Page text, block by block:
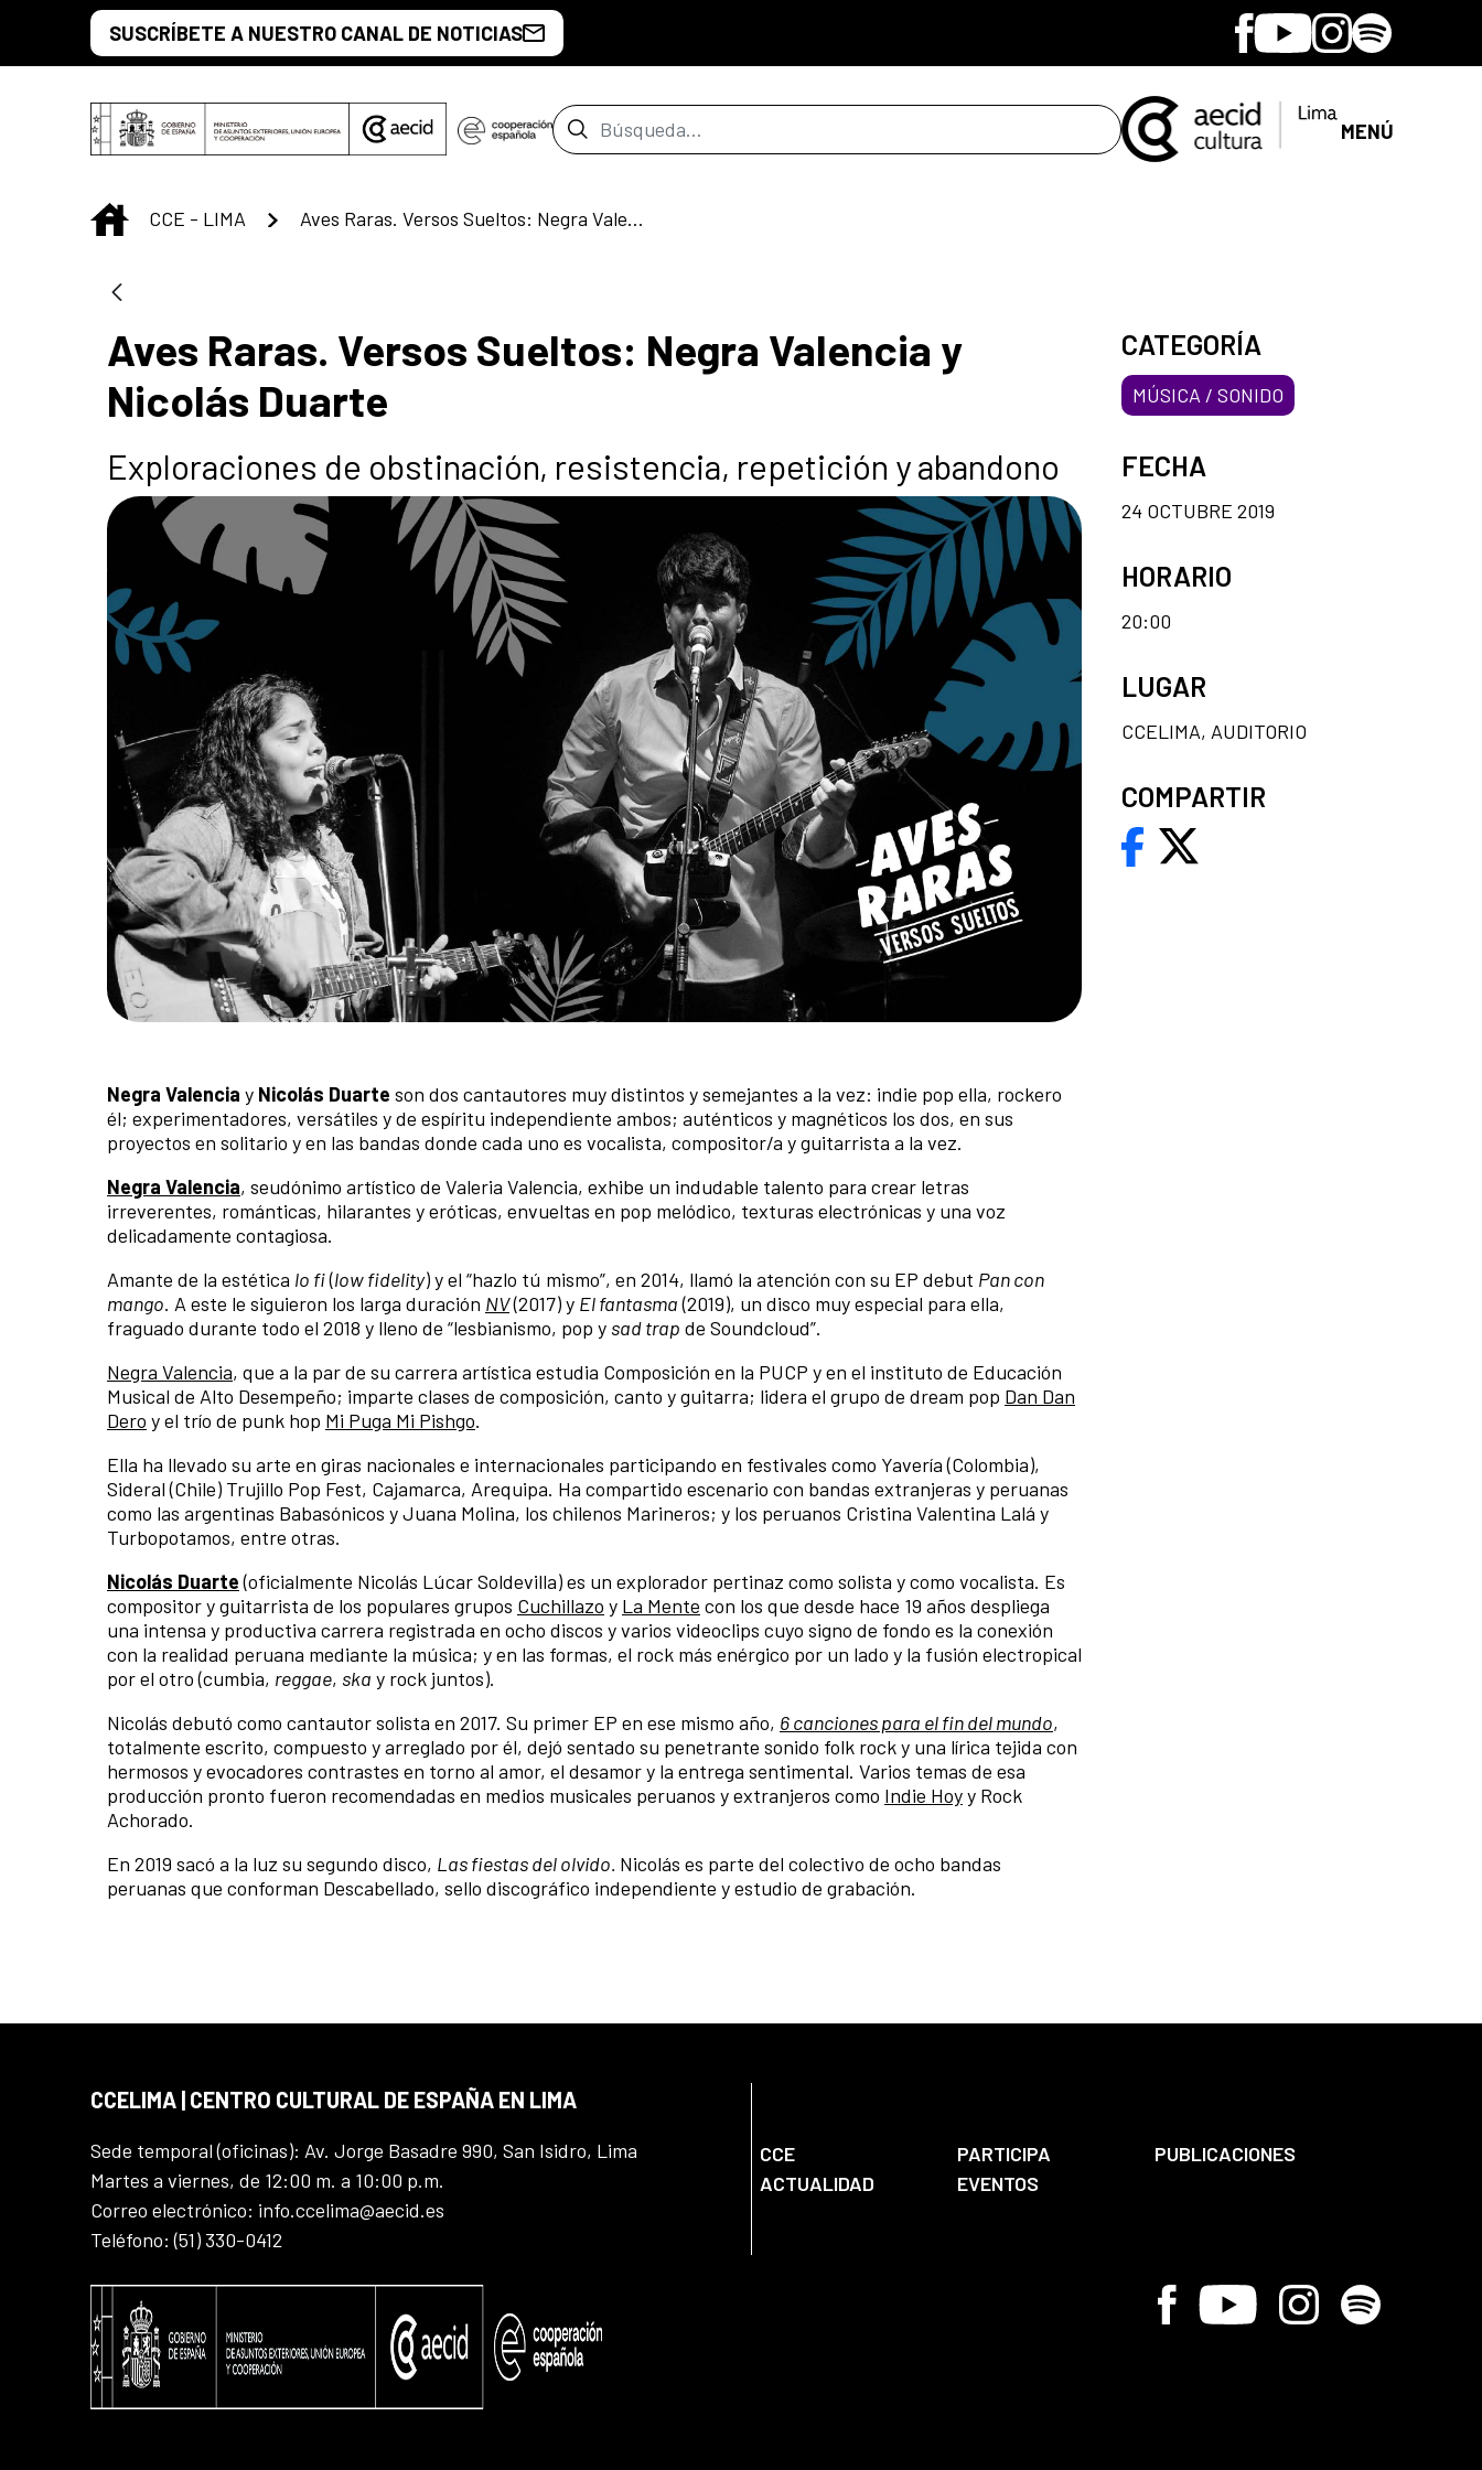
Saltar al contenido principal
SUSCRÍBETE A NUESTRO CANAL DE NOTICIAS Facebook
YoutubeInstagram
Spotify
Barra de búsqueda MENÚ
INICIO
CCE - LIMA Aves Raras. Versos Sueltos: Negra Valencia y Nicolás Duarte
Aves Raras. Versos Sueltos: Negra Valencia y
Nicolás Duarte
Exploraciones de obstinación, resistencia, repetición y abandono
Negra Valencia y Nicolás Duarte son dos cantautores muy distintos y semejantes a la vez: indie pop ella, rockero
él; experimentadores, versátiles y de espíritu independiente ambos; auténticos y magnéticos los dos, en sus
proyectos en solitario y en las bandas donde cada uno es vocalista, compositor/a y guitarrista a la vez.
Negra Valencia, seudónimo artístico de Valeria Valencia, exhibe un indudable talento para crear letras
irreverentes, románticas, hilarantes y eróticas, envueltas en pop melódico, texturas electrónicas y una voz
delicadamente contagiosa.
Amante de la estética lo fi(low fidelity) y el “hazlo tú mismo”, en 2014, llamó la atención con su EP debut Pan con
mango. A este le siguieron los larga duración NV(2017) y El fantasma(2019), un disco muy especial para ella,
fraguado durante todo el 2018 y lleno de “lesbianismo, pop y sad trap de Soundcloud”.
Negra Valencia, que a la par de su carrera artística estudia Composición en la PUCP y en el instituto de Educación
Musical de Alto Desempeño; imparte clases de composición, canto y guitarra; lidera el grupo de dream pop Dan Dan
Dero y el trío de punk hop Mi Puga Mi Pishgo.
Ella ha llevado su arte en giras nacionales e internacionales participando en festivales como Yavería (Colombia),
Sideral (Chile) Trujillo Pop Fest, Cajamarca, Arequipa. Ha compartido escenario con bandas extranjeras y peruanas
como las argentinas Babasónicos y Juana Molina, los chilenos Marineros; y los peruanos Cristina Valentina Lalá y
Turbopotamos, entre otras.
Nicolás Duarte(oficialmente Nicolás Lúcar Soldevilla) es un explorador pertinaz como solista y como vocalista. Es
compositor y guitarrista de los populares grupos Cuchillazo y La Mente con los que desde hace 19 años despliega
una intensa y productiva carrera registrada en ocho discos y varios videoclips cuyo signo de fondo es la conexión
con la realidad peruana mediante la música; y en las formas, el rock más enérgico por un lado y la fusión electropical
por el otro (cumbia, reggae, ska y rock juntos).
Nicolás debutó como cantautor solista en 2017. Su primer EP en ese mismo año, 6 canciones para el fin del mundo,
totalmente escrito, compuesto y arreglado por él, dejó sentado su penetrante sonido folk rock y una lírica tejida con
hermosos y evocadores contrastes en torno al amor, el desamor y la entrega sentimental. Varios temas de esa
producción pronto fueron recomendadas en medios musicales peruanos y extranjeros como Indie Hoyy Rock
Achorado.
En 2019 sacó a la luz su segundo disco, Las fiestas del olvido. Nicolás es parte del colectivo de ocho bandas
peruanas que conforman Descabellado, sello discográfico independiente y estudio de grabación.
CATEGORÍA
MÚSICA / SONIDO
FECHA
24 OCTUBRE 2019
HORARIO
20:00
LUGAR
CCELIMA, AUDITORIO
COMPARTIR
CCELIMA | CENTRO CULTURAL DE ESPAÑA EN LIMA
Sede temporal (oficinas): Av. Jorge Basadre 990, San Isidro, Lima
Martes a viernes, de 12:00 m. a 10:00 p.m.
Correo electrónico: info.ccelima@aecid.es
Teléfono: (51) 330-0412
CCE PARTICIPA
PUBLICACIONES
ACTUALIDAD
EVENTOS
Facebook
Youtube InstagramSpotify